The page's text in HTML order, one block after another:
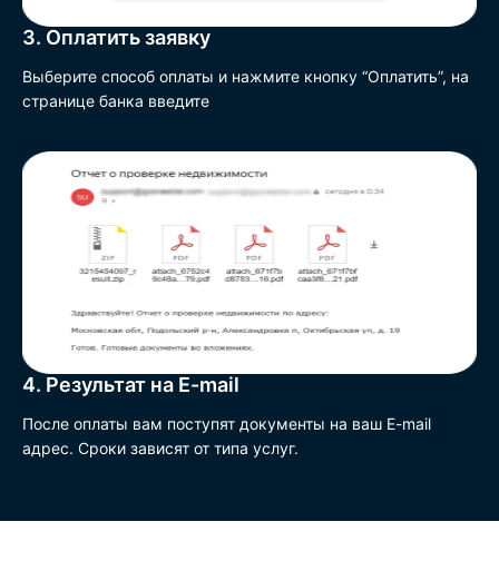
3. Оплатить заявку
Выберите способ оплаты и нажмите кнопку “Оплатить”, на
странице банка введите
4. Результат на E-mail
После оплаты вам поступят документы на ваш E-mail
адрес. Сроки зависят от типа услуг.